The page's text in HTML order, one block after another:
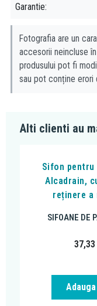
Garantie
Fotografia are un
accesorii neincluse
produsului pot fi
sau pot conține erori
Alti clienti au
Sifon pentru
Alcadrain,
reținere a
SIFOANE DE
37,33